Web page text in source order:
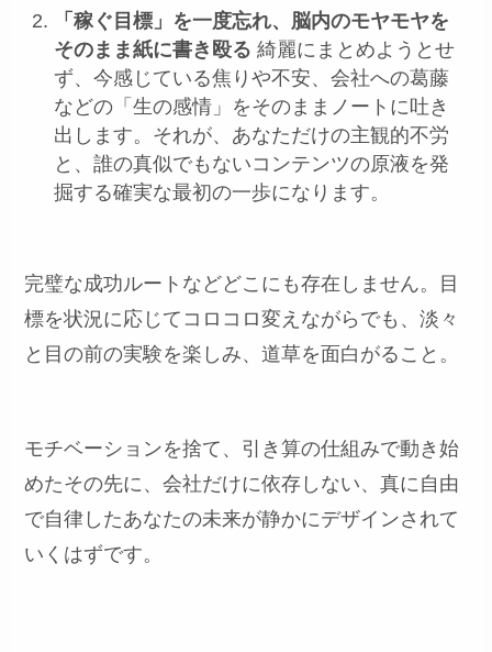
「稼ぐ目標」を一度忘れ、脳内のモヤモヤを
そのまま紙に書き殴る 綺麗にまとめようとせ
ず、今感じている焦りや不安、会社への葛藤
などの「生の感情」をそのままノートに吐き
出します。それが、あなただけの主観的不労
と、誰の真似でもないコンテンツの原液を発
掘する確実な最初の一歩になります。
完璧な成功ルートなどどこにも存在しません。目
標を状況に応じてコロコロ変えながらでも、淡々
と目の前の実験を楽しみ、道草を面白がること。
モチベーションを捨て、引き算の仕組みで動き始
めたその先に、会社だけに依存しない、真に自由
で自律したあなたの未来が静かにデザインされて
いくはずです。